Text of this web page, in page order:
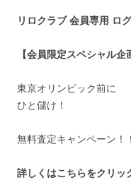
リロクラブ 会員専用 ロ
【会員限定スペシャル企
東京オリンピック前に
ひと儲け！
無料査定キャンペーン！！
詳しくはこちらをクリッ